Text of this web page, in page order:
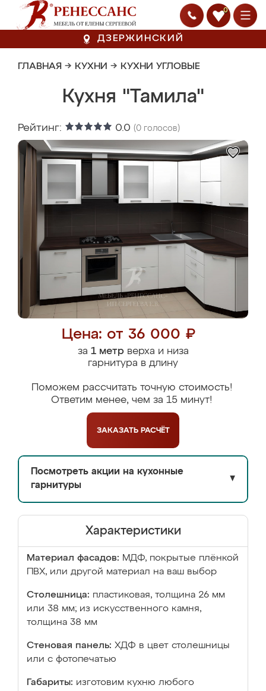
0
ДЗЕРЖИНСКИЙ
ГЛАВНАЯ → КУХНИ → КУХНИ УГЛОВЫЕ
Кухня "Тамила"
Рейтинг: 0.0 (0 голосов)
Цена: от 36 000 ₽
за 1 метрверха и низа
гарнитура в длину
Поможем рассчитать точную стоимость!
Ответим менее, чем за 15 минут!
ЗАКАЗАТЬ РАСЧЁТ
Посмотреть акции на кухонные
гарнитуры
▼
Характеристики
Материал фасадов: МДФ, покрытые плёнкой
ПВХ, или другой материал на ваш выбор
Столешница: пластиковая, толщина 26 мм
или 38 мм; из искусственного камня,
толщина 38 мм
Стеновая панель: ХДФ в цвет столешницы
или с фотопечатью
Габариты: изготовим кухню любого